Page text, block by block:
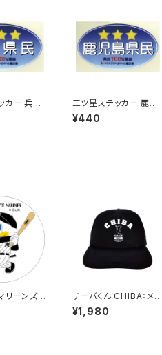
カー 兵庫
三ツ星ステッカー 鹿児
島県民(ブルー)
¥440
リーンズス
チーバくん CHIBA：メッ
シュキャップ（ブラック）
¥1,980